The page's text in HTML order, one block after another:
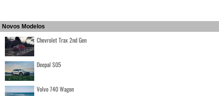
Novos Modelos
Chevrolet Trax 2nd Gen
Deepal S05
Volvo 740 Wagon